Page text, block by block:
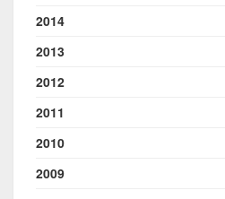
2014
2013
2012
2011
2010
2009